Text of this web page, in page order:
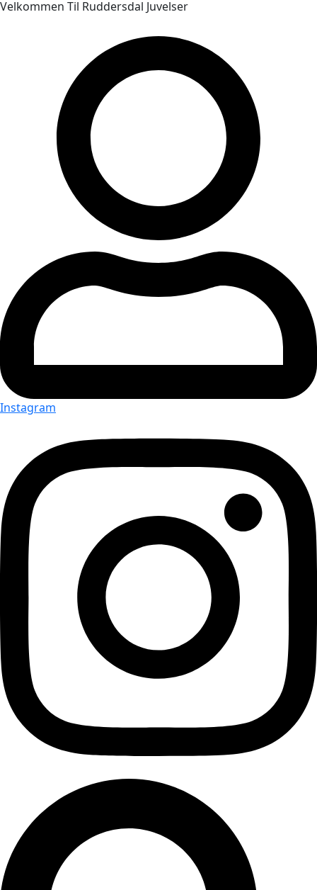
Velkommen Til Ruddersdal Juvelser
Instagram